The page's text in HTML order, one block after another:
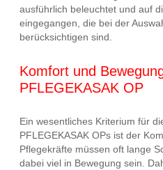
ausführlich beleuchtet und auf
eingegangen, die bei der
berücksichtigen sind.
Komfort und
PFLEGEKASAK OP
Ein wesentliches Kriterium für
PFLEGEKASAK OPs ist der
Pflegekräfte müssen oft lange
dabei viel in Bewegung sein.